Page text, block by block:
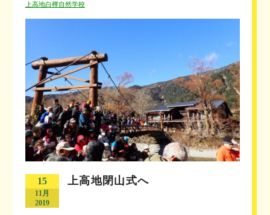
上高地白樺自然学校
15
11月
2019
上高地閉山式へ